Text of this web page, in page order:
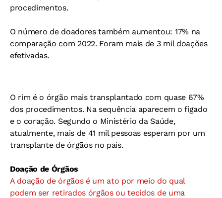
procedimentos.
O número de doadores também aumentou: 17% na
comparação com 2022. Foram mais de 3 mil doações
efetivadas.
O rim é o órgão mais transplantado com quase 67%
dos procedimentos. Na sequência aparecem o fígado
e o coração. Segundo o Ministério da Saúde,
atualmente, mais de 41 mil pessoas esperam por um
transplante de órgãos no país.
Doação de Órgãos
A doação de órgãos é um ato por meio do qual
podem ser retirados órgãos ou tecidos de uma